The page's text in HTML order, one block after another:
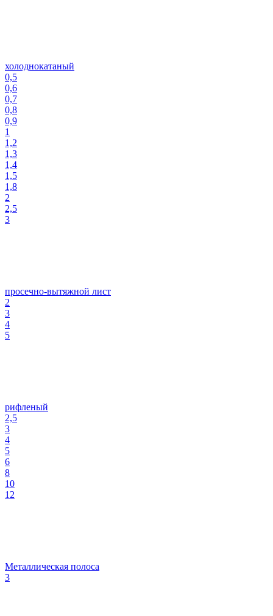
холоднокатаный
0,5
0,6
0,7
0,8
0,9
1
1,2
1,3
1,4
1,5
1,8
2
2,5
3
просечно-вытяжной лист
2
3
4
5
рифленый
2,5
3
4
5
6
8
10
12
Металлическая полоса
3